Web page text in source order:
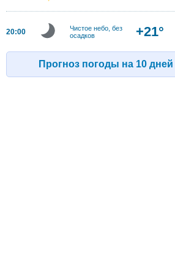
20:00
Чистое небо, без
осадков
+21°
Прогноз погоды на 10